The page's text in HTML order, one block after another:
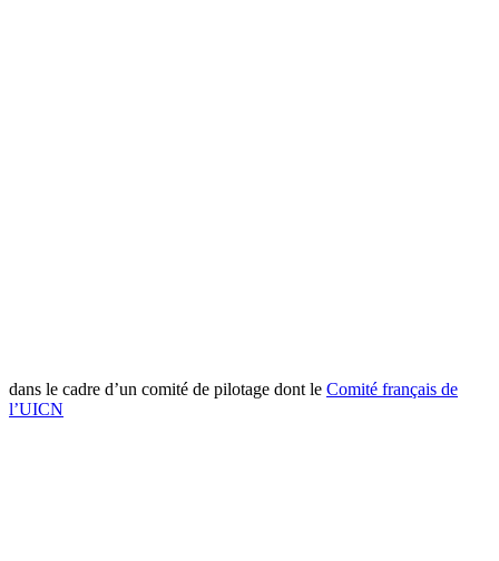
dans le cadre d’un comité de pilotage dont le Comité français de
l’UICN